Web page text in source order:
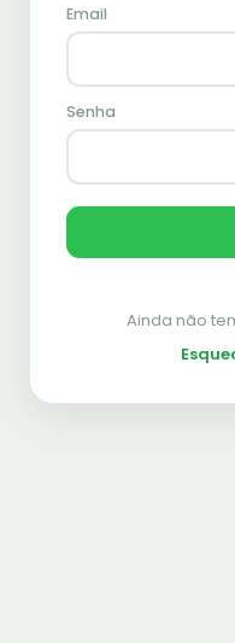
Email
Senha
Ainda não